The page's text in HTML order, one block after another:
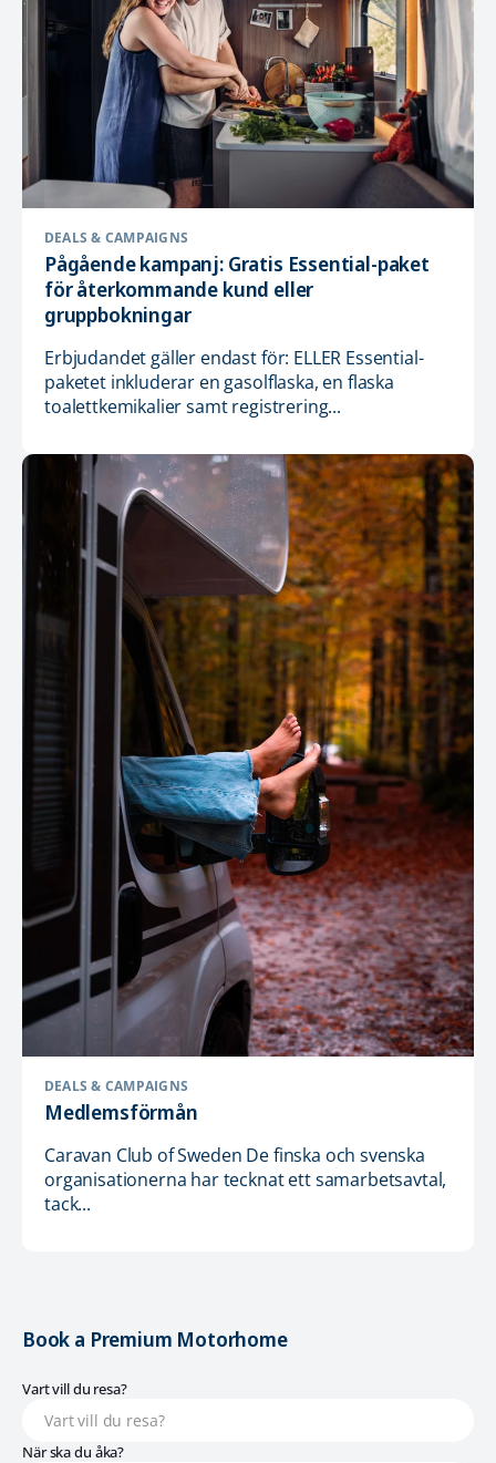
DEALS & CAMPAIGNS
Pågående kampanj: Gratis Essential-paket
för återkommande kund eller
gruppbokningar
Erbjudandet gäller endast för: ELLER Essential-
paketet inkluderar en gasolflaska, en flaska
toalettkemikalier samt registrering...
DEALS & CAMPAIGNS
Medlemsförmån
Caravan Club of Sweden De finska och svenska
organisationerna har tecknat ett samarbetsavtal,
tack...
Book a Premium Motorhome
Vart vill du resa?
När ska du åka?